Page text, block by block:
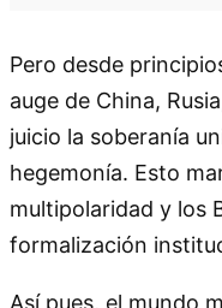
Pero desde
auge de China,
juicio la soberanía
hegemonía. Esto
multipolaridad y los
formalización
Así pues, el mundo